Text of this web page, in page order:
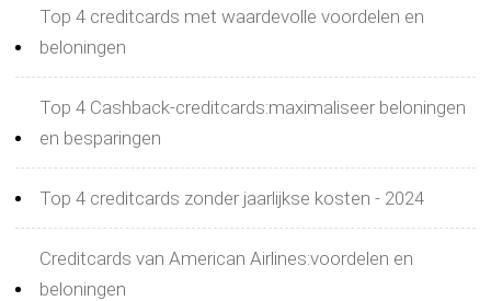
Top 4 creditcards met waardevolle voordelen en
beloningen
Top 4 Cashback-creditcards:maximaliseer beloningen
en besparingen
Top 4 creditcards zonder jaarlijkse kosten - 2024
Creditcards van American Airlines:voordelen en
beloningen